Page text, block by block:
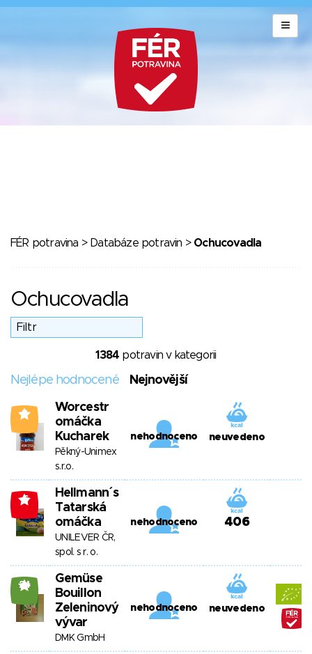
FÉR potravina > Databáze potravin > Ochucovadla
Ochucovadla
1384 potravin v kategorii
Nejlépe hodnocené Nejnovější
2
Worcestr
omáčka
Kucharek
Pěkný-Unimex
s.r.o.
nehodnoceno neuvedeno
-6
Hellmann´s
Tatarská
omáčka
UNILEVER ČR,
spol. s r. o.
nehodnoceno 406
24
Gemüse
Bouillon
Zeleninový
vývar
DMK GmbH
nehodnoceno neuvedeno